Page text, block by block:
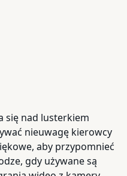
się nad lusterkiem
nieuwagę kierowcy
aby przypomnieć
gdy używane są